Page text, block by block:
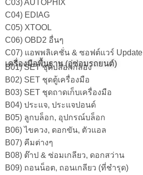
C03) AUTOPHIX
C04) EDIAG
C05) XTOOL
C06) OBD2 อื่นๆ
C07) แอพพลิเคชั่น & ซอฟต์แวร์ Update
เครื่องมือพื้นฐาน (อู่ซ่อมรถยนต์)
B01) SET ชุดบล็อกกล่อง
B02) SET ชุดตู้เครื่องมือ
B03) SET ชุดถาดเก็บเครื่องมือ
B04) ประแจ, ประแจปอนด์
B05) ลูกบล็อก, อุปกรณ์บล็อก
B06) ไขควง, ดอกขัน, ตัวแอล
B07) คีมต่างๆ
B08) ต๊าป & ซ่อมเกลียว, ดอกสว่าน
B09) ถอนน็อต, ถอนเกลียว (ที่ชำรุด)